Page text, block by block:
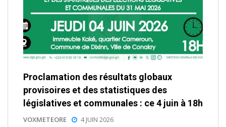
Proclamation des résultats globaux
provisoires et des statistiques des
législatives et communales : ce 4 juin à 18h
VOXMETEORE 4 JUIN 2026